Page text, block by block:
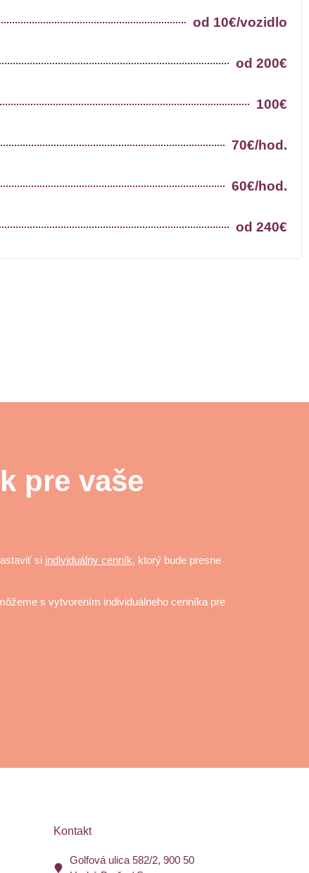
od 10€/vozidlo
od 200€
100€
70€/hod.
60€/hod.
od 240€
pre vaše
si individuálny cenník, ktorý bude presne
s vytvorením individuálneho cenníka pre
Kontakt
Golfová ulica 582/2, 900 50